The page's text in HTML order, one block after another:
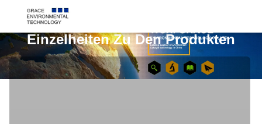
Einzelheiten Zu Den Produkten